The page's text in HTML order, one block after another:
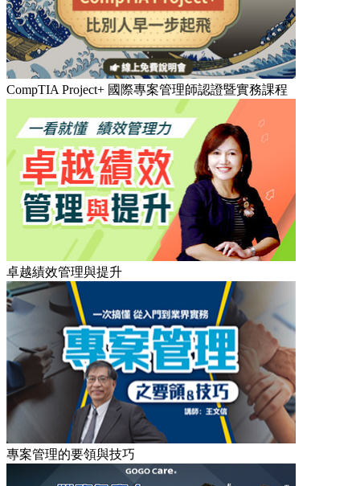
CompTIA Project+ 國際專案管理師認證暨實務課程
卓越績效管理與提升
專案管理的要領與技巧